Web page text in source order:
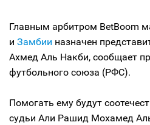
Главным арбитром BetBoom
и Замбии назначен
Ахмед Аль Накби, сообщает
футбольного союза (РФС).
Помогать ему будут
судьи Али Рашид Мохамед